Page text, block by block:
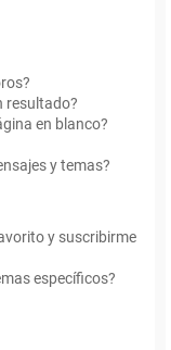
resultado?
en blanco?
y temas?
y suscribirme
específicos?